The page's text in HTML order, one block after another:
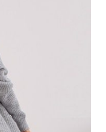
Nie tylko
każdej jesiennej
wybór modnych
się u nas?
modowe butiki .
atrakcyjna